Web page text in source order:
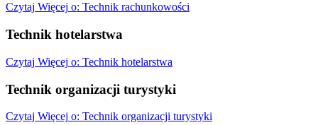
Czytaj Więcej o: Technik rachunkowości
Technik hotelarstwa
Czytaj Więcej o: Technik hotelarstwa
Technik organizacji turystyki
Czytaj Więcej o: Technik organizacji turystyki